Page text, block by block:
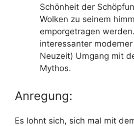
Schönheit der
Wolken zu seinem
emporgetragen
interessanter
Neuzeit) Umgang mit
Mythos.
Anregung:
Es lohnt sich, sich mal mit